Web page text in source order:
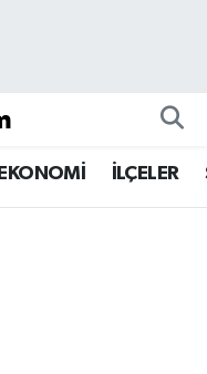
EKONOMİ İLÇELER